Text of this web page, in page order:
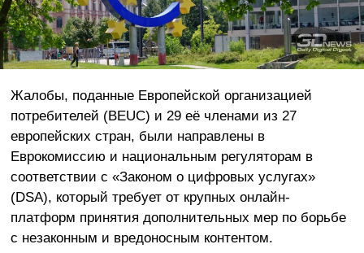
Жалобы, поданные Европейской организацией
потребителей (BEUC) и 29 её членами из 27
европейских стран, были направлены в
Еврокомиссию и национальным регуляторам в
соответствии с «Законом о цифровых услугах»
(DSA), который требует от крупных онлайн-
платформ принятия дополнительных мер по борьбе
с незаконным и вредоносным контентом.